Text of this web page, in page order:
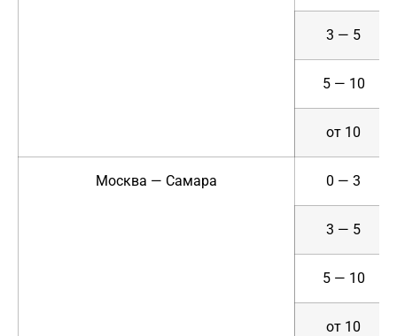
3 — 5
5 — 10
от 10
Москва — Самара 0 — 3
3 — 5
5 — 10
от 10